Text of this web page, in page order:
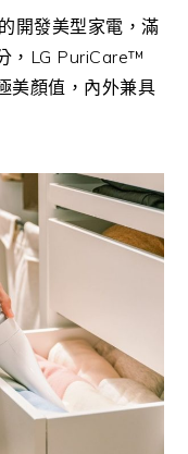
開發美型家電，滿
，LG PuriCare™
美顏值，內外兼具